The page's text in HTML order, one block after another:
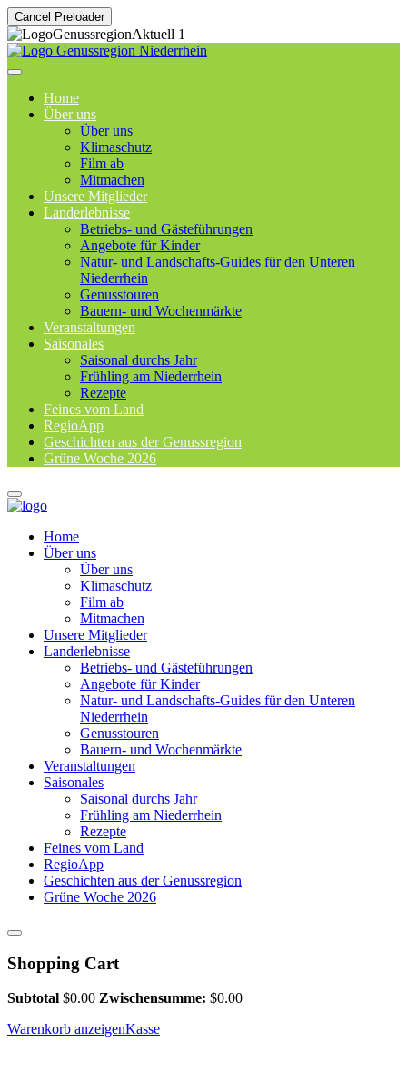
Cancel Preloader
Home
Über uns
Über uns
Klimaschutz
Film ab
Mitmachen
Unsere Mitglieder
Landerlebnisse
Betriebs- und Gästeführungen
Angebote für Kinder
Natur- und Landschafts-Guides für den Unteren
Niederrhein
Genusstouren
Bauern- und Wochenmärkte
Veranstaltungen
Saisonales
Saisonal durchs Jahr
Frühling am Niederrhein
Rezepte
Feines vom Land
RegioApp
Geschichten aus der Genussregion
Grüne Woche 2026
Home
Über uns
Über uns
Klimaschutz
Film ab
Mitmachen
Unsere Mitglieder
Landerlebnisse
Betriebs- und Gästeführungen
Angebote für Kinder
Natur- und Landschafts-Guides für den Unteren
Niederrhein
Genusstouren
Bauern- und Wochenmärkte
Veranstaltungen
Saisonales
Saisonal durchs Jahr
Frühling am Niederrhein
Rezepte
Feines vom Land
RegioApp
Geschichten aus der Genussregion
Grüne Woche 2026
Shopping Cart
Subtotal $0.00 Zwischensumme: $0.00
Warenkorb anzeigenKasse